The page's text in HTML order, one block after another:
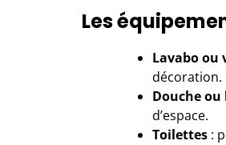
Les
Lavabo ou
décoration.
Douche
d’espace.
Toilettes :